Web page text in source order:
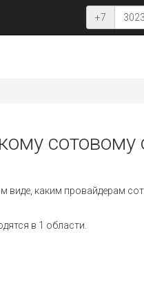
+7
сотовому
каким провайдерам
в 1 области.